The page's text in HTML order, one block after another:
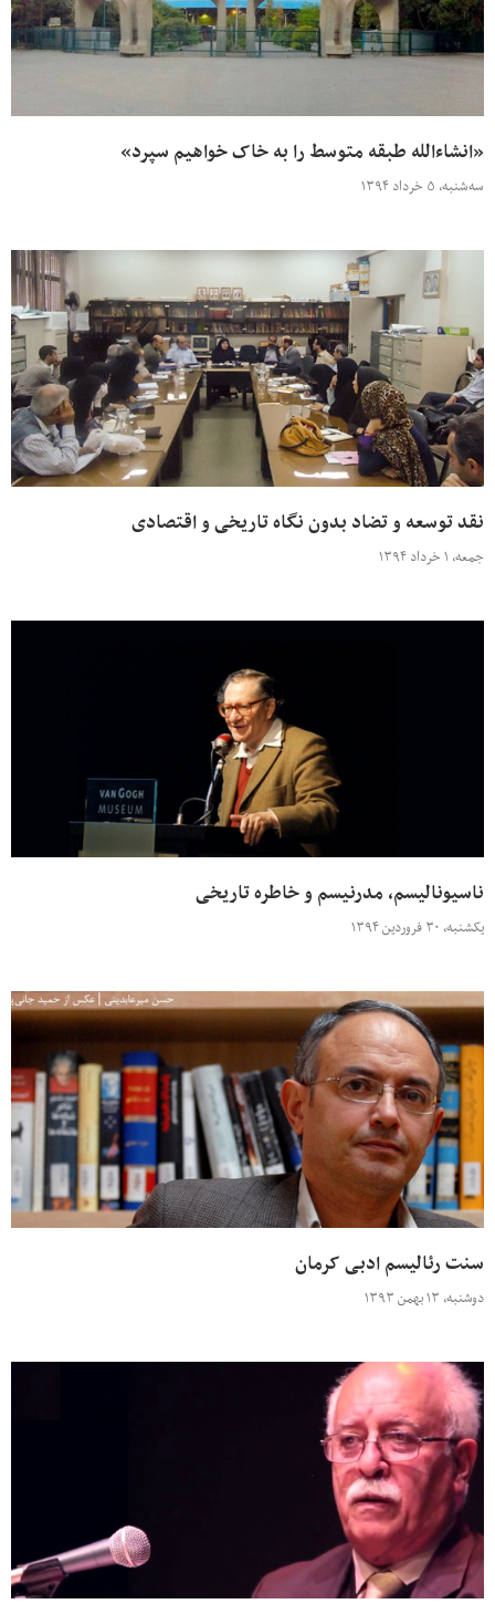
«انشاءالله طبقه متوسط را به خاک خواهیم سپرد»
سه‌شنبه، ۵ خرداد ۱۳۹۴
نقد توسعه و تضاد بدون نگاه تاریخی و اقتصادی
جمعه، ۱ خرداد ۱۳۹۴
ناسیونالیسم، مدرنیسم و خاطره تاریخی
یکشنبه، ۳۰ فروردین ۱۳۹۴
سنت رئالیسم ادبی کرمان
دوشنبه، ۱۳ بهمن ۱۳۹۳